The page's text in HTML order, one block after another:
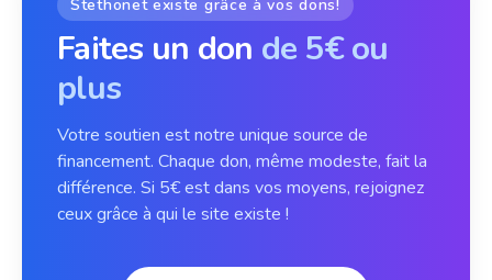
Stethonet existe grâce à vos dons!
Faites un don de 5€ ou
plus
Votre soutien est notre unique source de
financement. Chaque don, même modeste, fait la
différence. Si 5€ est dans vos moyens, rejoignez
ceux grâce à qui le site existe !